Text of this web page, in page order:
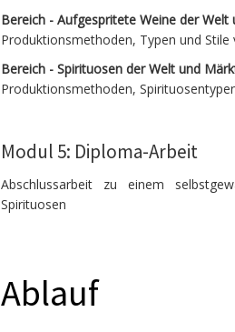
Bereich - Aufgespritete Weine der Welt
Produktionsmethoden, Typen und
Bereich - Spirituosen der Welt und
Produktionsmethoden,
Modul 5: Diploma-Arbeit
Abschlussarbeit zu einem
Spirituosen
Ablauf